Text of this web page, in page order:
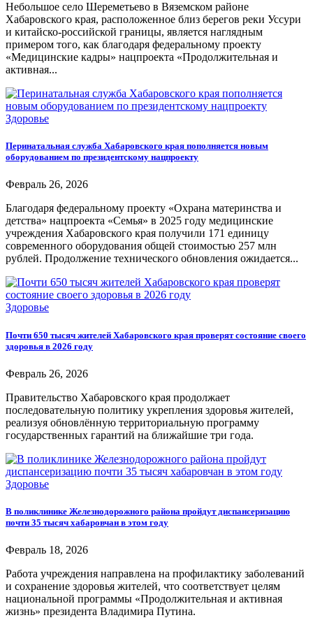
Небольшое село Шереметьево в Вяземском районе
Хабаровского края, расположенное близ берегов реки Уссури
и китайско-российской границы, является наглядным
примером того, как благодаря федеральному проекту
«Медицинские кадры» нацпроекта «Продолжительная и
активная...
Здоровье
Перинатальная служба Хабаровского края пополняется новым
оборудованием по президентскому нацпроекту
Февраль 26, 2026
Благодаря федеральному проекту «Охрана материнства и
детства» нацпроекта «Семья» в 2025 году медицинские
учреждения Хабаровского края получили 171 единицу
современного оборудования общей стоимостью 257 млн
рублей. Продолжение технического обновления ожидается...
Здоровье
Почти 650 тысяч жителей Хабаровского края проверят состояние своего
здоровья в 2026 году
Февраль 26, 2026
Правительство Хабаровского края продолжает
последовательную политику укрепления здоровья жителей,
реализуя обновлённую территориальную программу
государственных гарантий на ближайшие три года.
Здоровье
В поликлинике Железнодорожного района пройдут диспансеризацию
почти 35 тысяч хабаровчан в этом году
Февраль 18, 2026
Работа учреждения направлена на профилактику заболеваний
и сохранение здоровья жителей, что соответствует целям
национальной программы «Продолжительная и активная
жизнь» президента Владимира Путина.